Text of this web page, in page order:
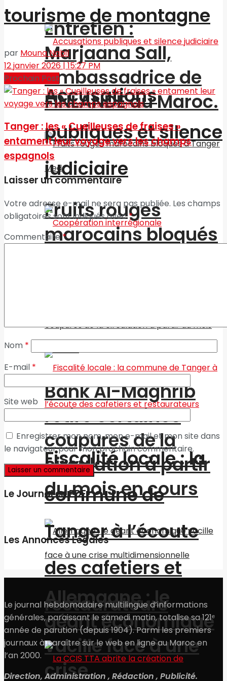
Entretien :
Marjaana Sall,
ambassadrice de
FINLANDE au Maroc.
Fruits rouges
marocains bloqués
Bank Al-Maghrib
retire certaines
coupures de la
circulation à partir
du mois en cours
Allemagne : le
géant économique
vacille face à une
crise
Accusations
publiques et silence
judiciaire
Fiscalité locale : la
commune de
Tanger à l’écoute
des cafetiers et
restaurateurs
tourisme de montagne
par Mouna Nabil
12 janvier 2026 | 15:27 PM
Prochain Post
Tanger : les « Cueilleuses de fraises »
entament leur voyage vers les champs
espagnols
Laisser un commentaire
Votre adresse e-mail ne sera pas publiée. Les champs
obligatoires sont indiqués avec*
Commentaire*
Nom *
E-mail *
Site web
Enregistrer mon nom, mon e-mail et mon site dans
le navigateur pour mon prochain commentaire.
Le Journal en PDF
Les Annonces Légales
Le journal hebdomadaire multilingue d’informations
générales, paraissant le samedi matin, totalise sa 121ᵉ
année de parution (depuis 1904). Parmi les premiers
journaux à paraître sur le web en ligne au Maroc en
l’an 2000.
Direction, Administration , Rédaction , Publicité.